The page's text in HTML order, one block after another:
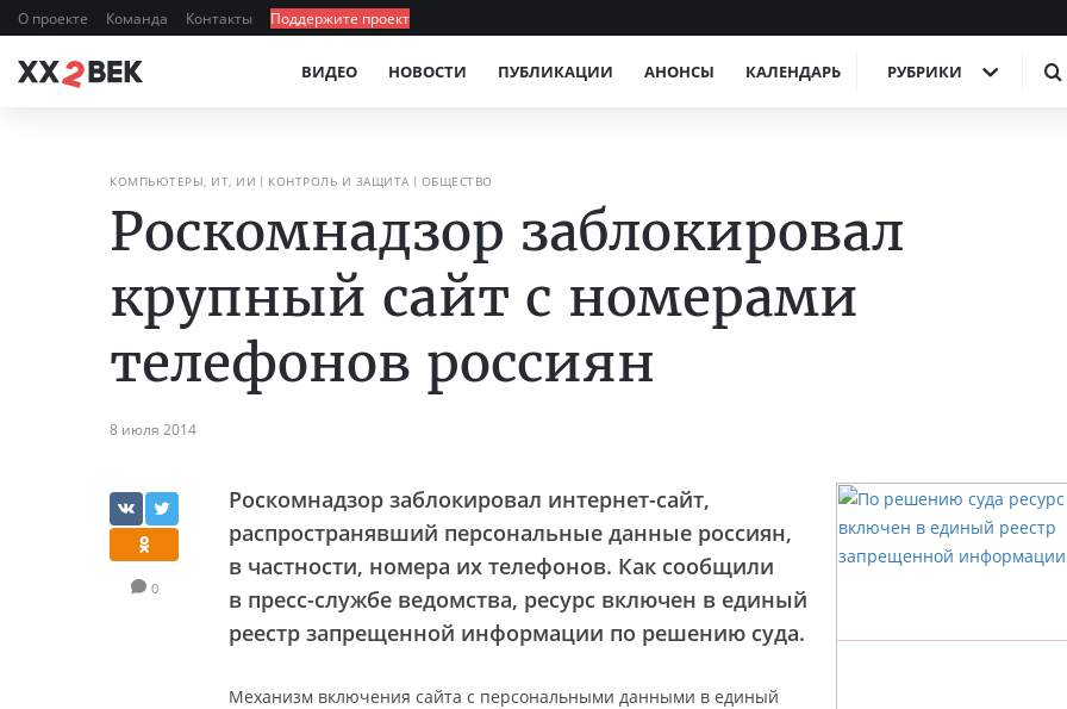
О проекте Команда Контакты Поддержите проект
ВИДЕО НОВОСТИ ПУБЛИКАЦИИ АНОНСЫ КАЛЕНДАРЬ РУБРИКИ
КОМПЬЮТЕРЫ, ИТ, ИИ КОНТРОЛЬ И ЗАЩИТА ОБЩЕСТВО
Роскомнадзор заблокировал
крупный сайт с номерами
телефонов россиян
8 июля 2014
0
Роскомнадзор заблокировал интернет-сайт,
распространявший персональные данные россиян,
в частности, номера их телефонов. Как сообщили
в пресс-службе ведомства, ресурс включен в единый
реестр запрещенной информации по решению суда.
Механизм включения сайта с персональными данными в единый